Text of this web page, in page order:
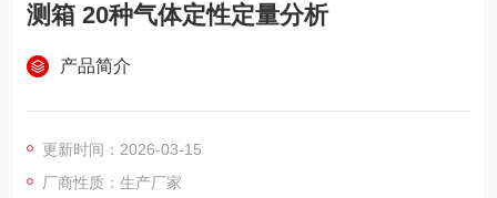
测箱 20种气体定性定量分析
产品简介
更新时间：2026-03-15
厂商性质：生产厂家